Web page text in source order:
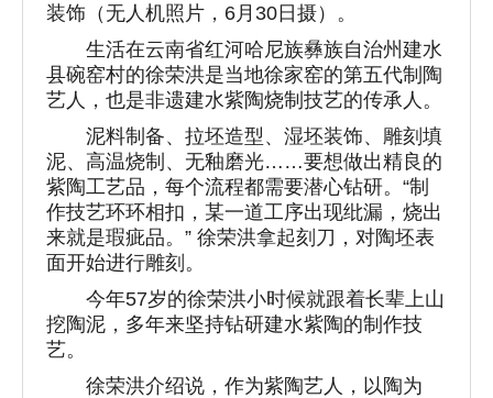
装饰（无人机照片，6月30日摄）。
生活在云南省红河哈尼族彝族自治州建水
县碗窑村的徐荣洪是当地徐家窑的第五代制陶
艺人，也是非遗建水紫陶烧制技艺的传承人。
泥料制备、拉坯造型、湿坯装饰、雕刻填
泥、高温烧制、无釉磨光……要想做出精良的
紫陶工艺品，每个流程都需要潜心钻研。“制
作技艺环环相扣，某一道工序出现纰漏，烧出
来就是瑕疵品。” 徐荣洪拿起刻刀，对陶坯表
面开始进行雕刻。
今年57岁的徐荣洪小时候就跟着长辈上山
挖陶泥，多年来坚持钻研建水紫陶的制作技
艺。
徐荣洪介绍说，作为紫陶艺人，以陶为